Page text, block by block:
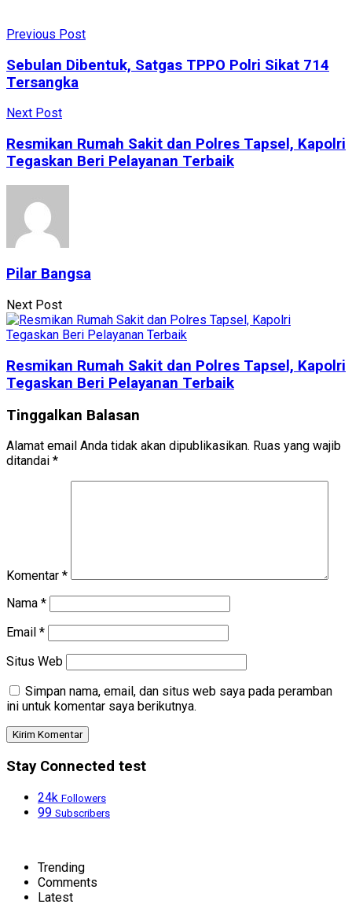
Previous Post
Sebulan Dibentuk, Satgas TPPO Polri Sikat 714
Tersangka
Next Post
Resmikan Rumah Sakit dan Polres Tapsel, Kapolri
Tegaskan Beri Pelayanan Terbaik
Pilar Bangsa
Next Post
Resmikan Rumah Sakit dan Polres Tapsel, Kapolri
Tegaskan Beri Pelayanan Terbaik
Tinggalkan Balasan
Alamat email Anda tidak akan dipublikasikan. Ruas yang wajib
ditandai *
Komentar *
Nama *
Email *
Situs Web
Simpan nama, email, dan situs web saya pada peramban
ini untuk komentar saya berikutnya.
Stay Connected test
24k Followers
99 Subscribers
Trending
Comments
Latest